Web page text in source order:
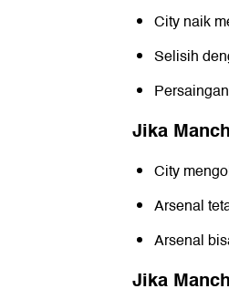
City naik
Selisih
Persaingan
Jika
City
Arsenal
Arsenal
Jika